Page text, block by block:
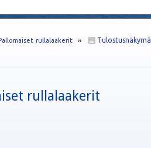
Tulostusnäkymä
rullalaakerit ››
rullalaakerit